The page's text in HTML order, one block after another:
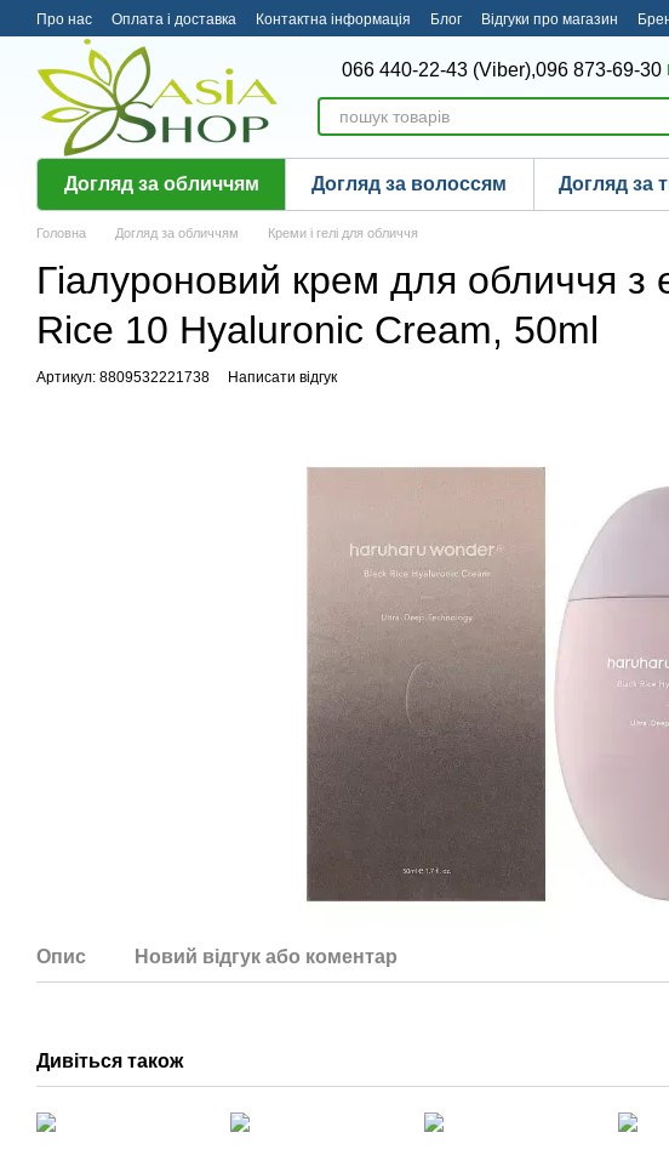
Перейти до основного контенту
Про нас Оплата і доставка Контактна інформація Блог Відгуки про магазин
066 440-22-43 (Viber),096 873-69-30
Догляд за обличчям Догляд за волоссям Догляд за
Головна Догляд за обличчям Креми і гелі для обличчя
Гіалуроновий крем для обличчя
Rice 10 Hyaluronic Cream, 50ml
Артикул: 8809532221738 Написати відгук
Опис Новий відгук або коментар
Дивіться також